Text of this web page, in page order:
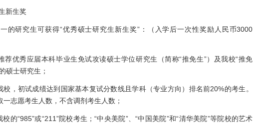
新生奖
研究生可获得“优秀硕士研究生新生奖”：（入学后一次性奖励人民币3000
优秀应届本科毕业生免试攻读硕士学位研究生（简称“推免生”）及我校“推免
硕士研究生；
初试成绩达到国家基本复试分数线且学科（专业方向）排名前20%的考生。
志愿考生人数，不含调剂考生人数；
“985”或“211”院校考生；“中央美院”、“中国美院”和“清华美院”等院校的艺术